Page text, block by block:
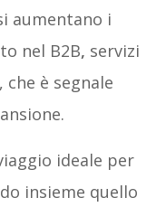
aumentano i
nel B2B, servizi
è segnale
ideale per
insieme quello